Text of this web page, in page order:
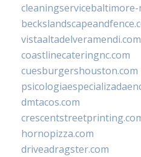
cleaningservicebaltimore-
vistaaltadelveramendi.com
coastlinecateringnc.com
cuesburgershouston.com
dmtacos.com
hornopizza.com
driveadragster.com